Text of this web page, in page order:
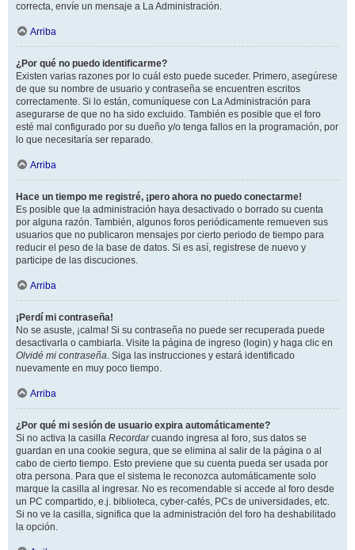
correcta, envíe un mensaje a La Administración.
Arriba
¿Por qué no puedo identificarme?
Existen varias razones por lo cuál esto puede suceder. Primero, asegúrese
de que su nombre de usuario y contraseña se encuentren escritos
correctamente. Si lo están, comuníquese con La Administración para
asegurarse de que no ha sido excluido. También es posible que el foro
esté mal configurado por su dueño y/o tenga fallos en la programación, por
lo que necesitaría ser reparado.
Arriba
Hace un tiempo me registré, ¡pero ahora no puedo conectarme!
Es posible que la administración haya desactivado o borrado su cuenta
por alguna razón. También, algunos foros periódicamente remueven sus
usuarios que no publicaron mensajes por cierto periodo de tiempo para
reducir el peso de la base de datos. Si es así, registrese de nuevo y
participe de las discuciones.
Arriba
¡Perdí mi contraseña!
No se asuste, ¡calma! Si su contraseña no puede ser recuperada puede
desactivarla o cambiarla. Visite la página de ingreso (login) y haga clic en
Olvidé mi contraseña. Siga las instrucciones y estará identificado
nuevamente en muy poco tiempo.
Arriba
¿Por qué mi sesión de usuario expira automáticamente?
Si no activa la casilla Recordarcuando ingresa al foro, sus datos se
guardan en una cookie segura, que se elimina al salir de la página o al
cabo de cierto tiempo. Esto previene que su cuenta pueda ser usada por
otra persona. Para que el sistema le reconozca automáticamente solo
marque la casilla al ingresar. No es recomendable si accede al foro desde
un PC compartido, e.j. biblioteca, cyber-cafés, PCs de universidades, etc.
Si no ve la casilla, significa que la administración del foro ha deshabilitado
la opción.